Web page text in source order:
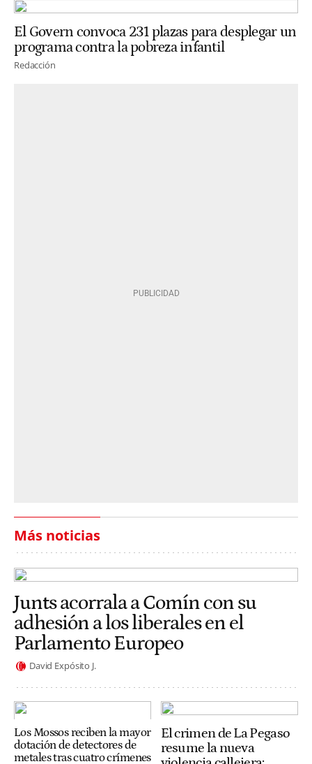
El Govern convoca 231 plazas para desplegar un
programa contra la pobreza infantil
Redacción
Más noticias
Junts acorrala a Comín con su
adhesión a los liberales en el
Parlamento Europeo
David Expósito J.
Los Mossos reciben la mayor
dotación de detectores de
metales tras cuatro crímenes
El crimen de La Pegaso
resume la nueva